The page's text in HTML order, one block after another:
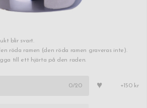
blir svart.
röda ramen (den röda ramen graveras inte).
till ett hjärta på den raden.
0/20 ♥ +150 kr